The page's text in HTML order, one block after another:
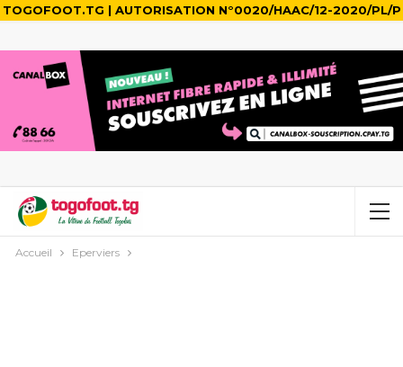
TOGOFOOT.TG | AUTORISATION N°0020/HAAC/12-2020/PL/P
Accueil Eperviers